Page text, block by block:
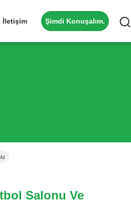
İletişim Şimdi Konuşalım.
Salonu Ve